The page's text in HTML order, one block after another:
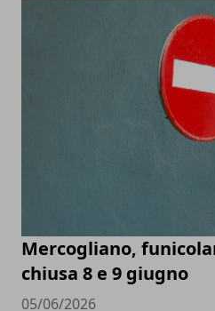
Mercogliano,
chiusa 8 e 9 giugno
05/06/2026